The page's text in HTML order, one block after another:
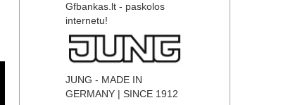
Gfbankas.lt - paskolos
internetu!
JUNG - MADE IN
GERMANY | SINCE 1912